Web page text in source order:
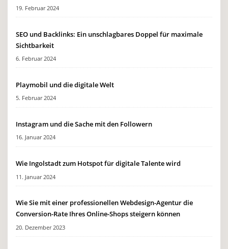
19. Februar 2024
SEO und Backlinks: Ein unschlagbares Doppel für maximale
Sichtbarkeit
6. Februar 2024
Playmobil und die digitale Welt
5. Februar 2024
Instagram und die Sache mit den Followern
16. Januar 2024
Wie Ingolstadt zum Hotspot für digitale Talente wird
11. Januar 2024
Wie Sie mit einer professionellen Webdesign-Agentur die
Conversion-Rate Ihres Online-Shops steigern können
20. Dezember 2023